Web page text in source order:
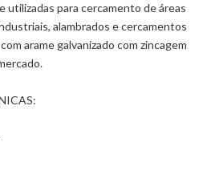
utilizadas para cercamento de áreas
alambrados e cercamentos
arame galvanizado com zincagem